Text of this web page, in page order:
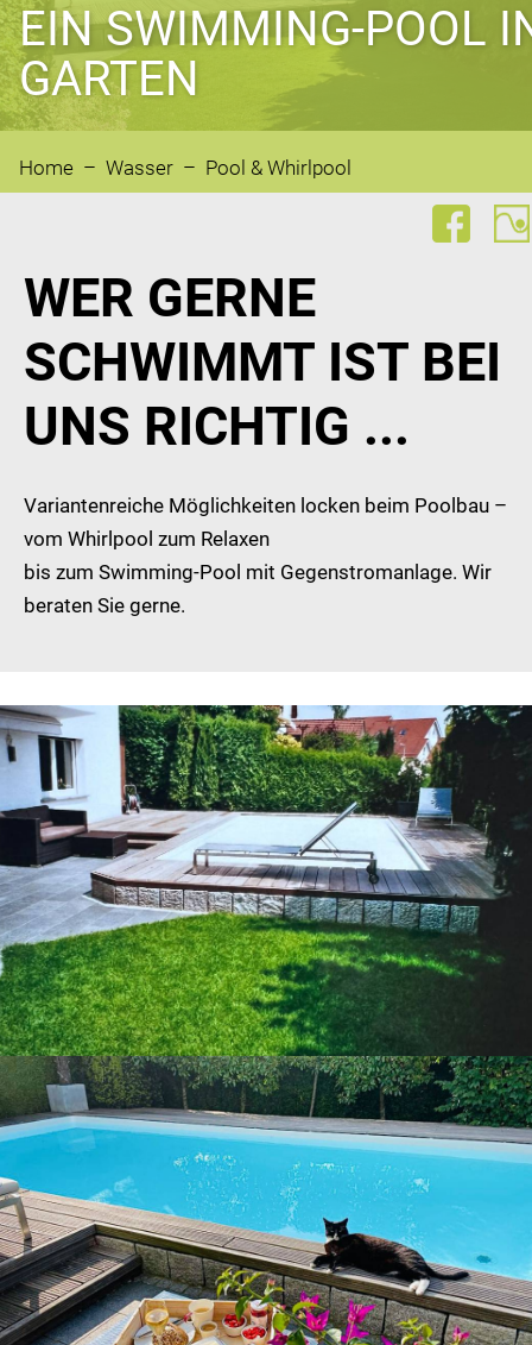
EIN SWIMMING-POOL
GARTEN
Home – Wasser – Pool & Whirlpool
WER GERNE
SCHWIMMT IST BEI
UNS RICHTIG ...
Variantenreiche Möglichkeiten locken beim Poolbau –
vom Whirlpool zum Relaxen
bis zum Swimming-Pool mit Gegenstromanlage. Wir
beraten Sie gerne.